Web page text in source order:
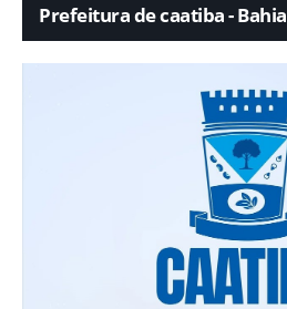
Prefeitura de caatiba - Bahia